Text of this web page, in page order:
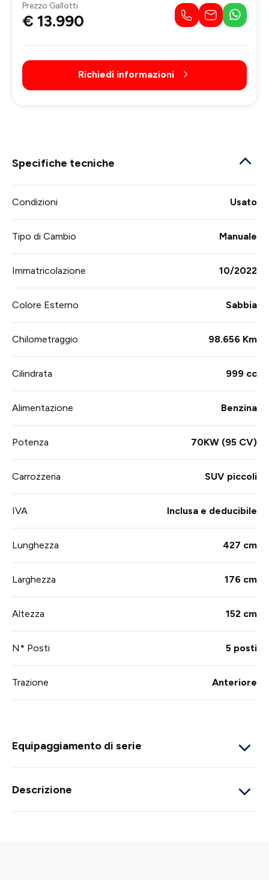
Prezzo Gallotti
€ 13.990
Richiedi informazioni
Specifiche tecniche
Condizioni Usato
Tipo di Cambio Manuale
Immatricolazione 10/2022
Colore Esterno Sabbia
Chilometraggio 98.656 Km
Cilindrata 999 cc
Alimentazione Benzina
Potenza 70KW (95 CV)
Carrozzeria SUV piccoli
IVA Inclusa e deducibile
Lunghezza 427 cm
Larghezza 176 cm
Altezza 152 cm
N* Posti 5 posti
Trazione Anteriore
Equipaggiamento di serie
Descrizione